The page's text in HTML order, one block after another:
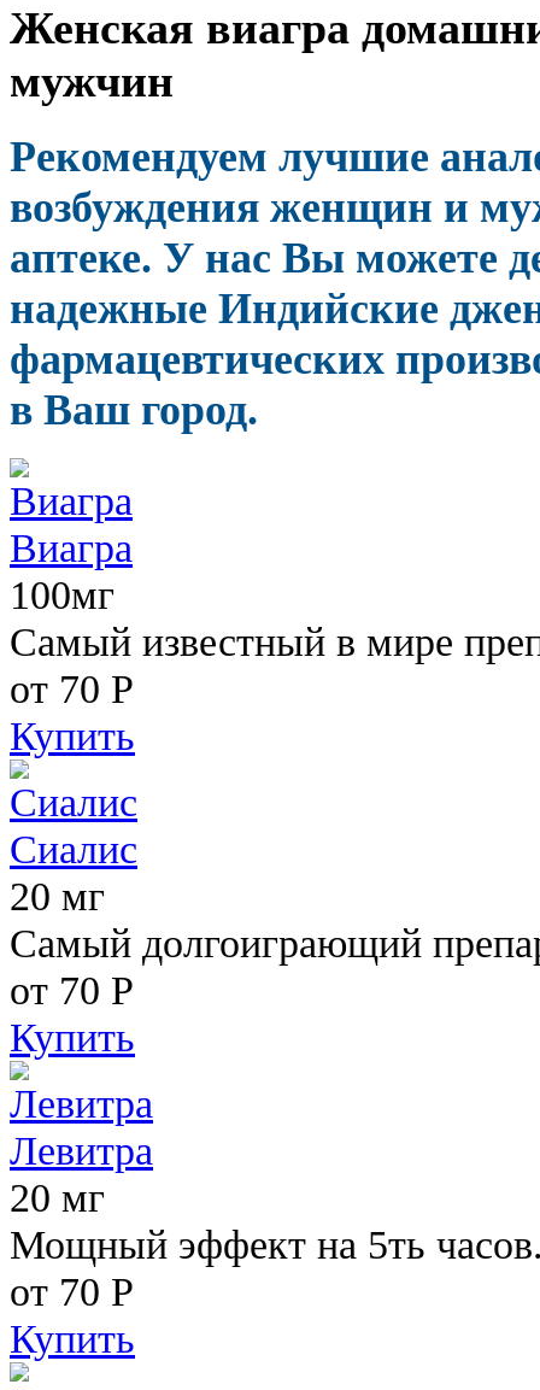
Женская виагра
мужчин
Рекомендуем лучшие
возбуждения женщин и
аптеке. У нас Вы можете
надежные Индийские
фармацевтических
в Ваш город.
Виагра
100мг
Самый известный в мире
от 70 Р
Купить
Сиалис
20 мг
Самый долгоиграющий
от 70 Р
Купить
Левитра
20 мг
Мощный эффект на 5ть
от 70 Р
Купить